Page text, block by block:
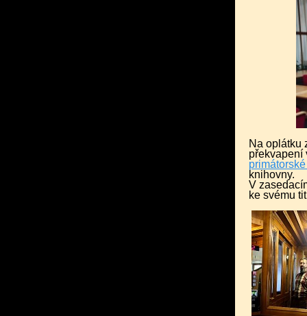
Na oplátku
překvapení
knihovny.
V
ke svému